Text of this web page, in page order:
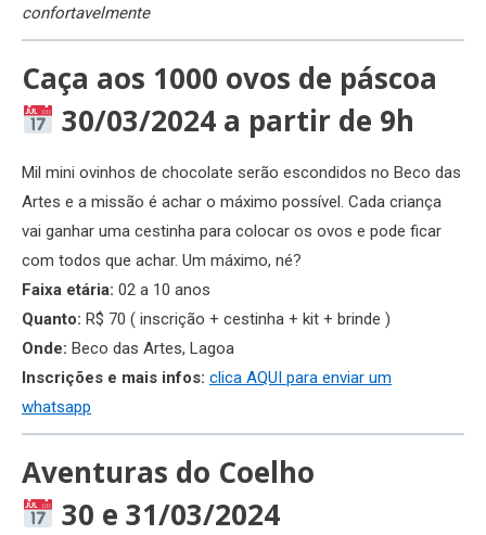
confortavelmente
Caça aos 1000 ovos de páscoa
30/03/2024 a partir de 9h
Mil mini ovinhos de chocolate serão escondidos no Beco das
Artes e a missão é achar o máximo possível. Cada criança
vai ganhar uma cestinha para colocar os ovos e pode ficar
com todos que achar. Um máximo, né?
Faixa etária: 02 a 10 anos
Quanto: R$ 70 ( inscrição + cestinha + kit + brinde )
Onde: Beco das Artes, Lagoa
Inscrições e mais infos: clica AQUI para enviar um
whatsapp
Aventuras do Coelho
30 e 31/03/2024